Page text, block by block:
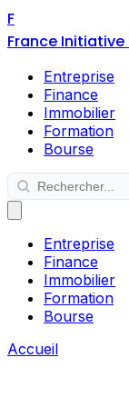
F
France Initiative
Entreprise
Finance
Immobilier
Formation
Bourse
Entreprise
Finance
Immobilier
Formation
Bourse
Accueil